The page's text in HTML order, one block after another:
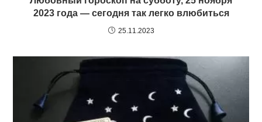
2023 года — сегодня так легко влюбиться
25.11.2023